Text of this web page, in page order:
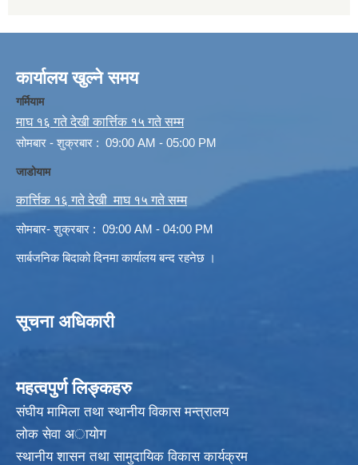
कार्यालय खुल्ने समय
गर्मियाम
माघ १६ गते देखी कार्त्तिक १५ गते सम्म
सोमबार - शुक्रबार : 09:00 AM - 05:00 PM
जाडोयाम
कार्त्तिक १६ गते देखी माघ १५ गते सम्म
सोमबार- शुक्रबार : 09:00 AM - 04:00 PM
सार्बजनिक बिदाको दिनमा कार्यालय बन्द रहनेछ ।
सूचना अधिकारी
महत्वपुर्ण लिङ्कहरु
संघीय मामिला तथा स्थानीय विकास मन्त्रालय
लोक सेवा अायाेग
स्थानीय शासन तथा सामुदायिक विकास कार्यक्रम